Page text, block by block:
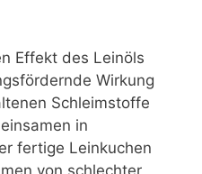
Effekt des Leinöls
Wirkung
Schleimstoffe
in
fertige Leinkuchen
von schlechter